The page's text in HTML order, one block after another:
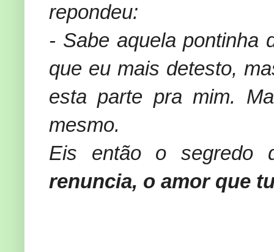
repondeu:
- Sabe aquela pontinha
que eu mais detesto,
esta parte pra mim.
mesmo.
Eis então o segredo
renuncia, o amor que